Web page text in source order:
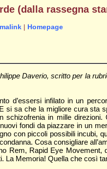
(dalla rassegna
| Homepage
Daverio, scritto per la
d’essersi infilato in un
si sa che la migliore cura
in mille
fondi da piazzare in un
con piccoli possibili incubi,
Cosa consigliare
Rem, Rapid Eye
Memoria! Quella che così